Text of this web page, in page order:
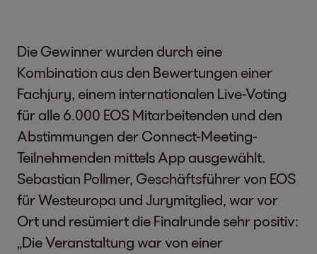
Die Gewinner wurden durch eine
Kombination aus den Bewertungen einer
Fachjury, einem internationalen Live-Voting
für alle 6.000 EOS Mitarbeitenden und den
Abstimmungen der Connect-Meeting-
Teilnehmenden mittels App ausgewählt.
Sebastian Pollmer, Geschäftsführer von EOS
für Westeuropa und Jurymitglied, war vor
Ort und resümiert die Finalrunde sehr positiv:
„Die Veranstaltung war von einer